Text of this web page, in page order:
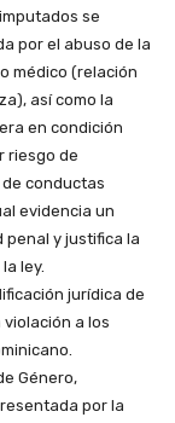
se
por el abuso de la
médico (relación
así como la
en condición
riesgo de
conductas
evidencia un
y justifica la
ley.
jurídica de
a los
Género,
por la